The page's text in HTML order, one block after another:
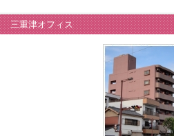
三重津オフィス